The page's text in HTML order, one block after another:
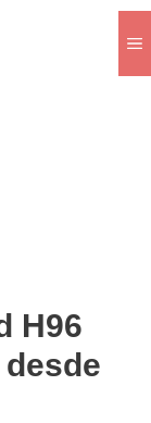
H96